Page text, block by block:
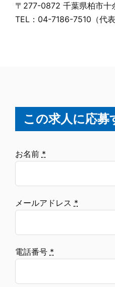
〒277-0872 千葉県柏市
TEL：04-7186-7510（代
この求人に応募
お名前 *
メールアドレス *
電話番号 *